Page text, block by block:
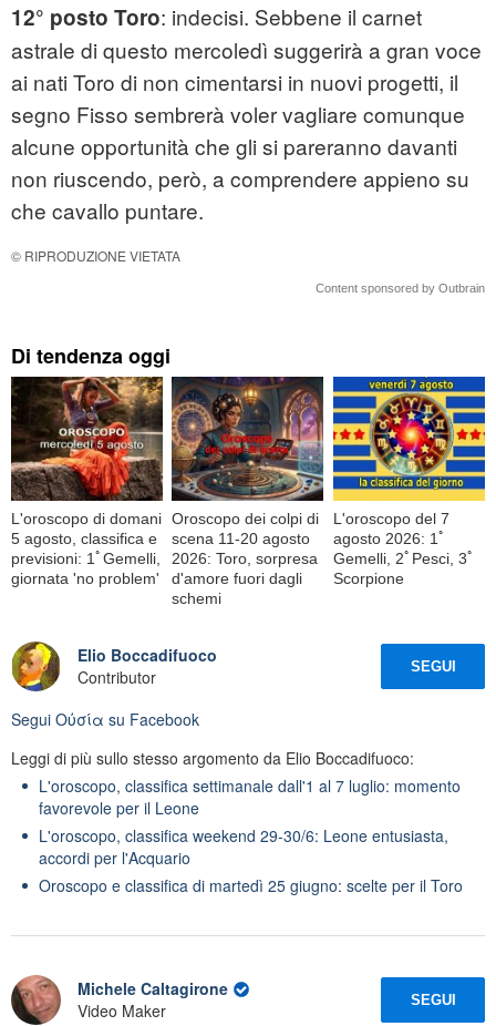
12° posto Toro: indecisi. Sebbene il carnet
astrale di questo mercoledì suggerirà a gran voce
ai nati Toro di non cimentarsi in nuovi progetti, il
segno Fisso sembrerà voler vagliare comunque
alcune opportunità che gli si pareranno davanti
non riuscendo, però, a comprendere appieno su
che cavallo puntare.
© RIPRODUZIONE VIETATA
Content sponsored by Outbrain
Di tendenza oggi
L'oroscopo di domani
5 agosto, classifica e
previsioni: 1ﾟGemelli,
giornata 'no problem'
Oroscopo dei colpi di
scena 11-20 agosto
2026: Toro, sorpresa
d'amore fuori dagli
schemi
L'oroscopo del 7
agosto 2026: 1ﾟ
Gemelli, 2ﾟPesci, 3ﾟ
Scorpione
Elio Boccadifuoco
Contributor
SEGUI
Segui Oὐσία su Facebook
Leggi di più sullo stesso argomento da Elio Boccadifuoco:
L'oroscopo, classifica settimanale dall'1 al 7 luglio: momento
favorevole per il Leone
L'oroscopo, classifica weekend 29-30/6: Leone entusiasta,
accordi per l'Acquario
Oroscopo e classifica di martedì 25 giugno: scelte per il Toro
Michele Caltagirone
Video Maker
SEGUI